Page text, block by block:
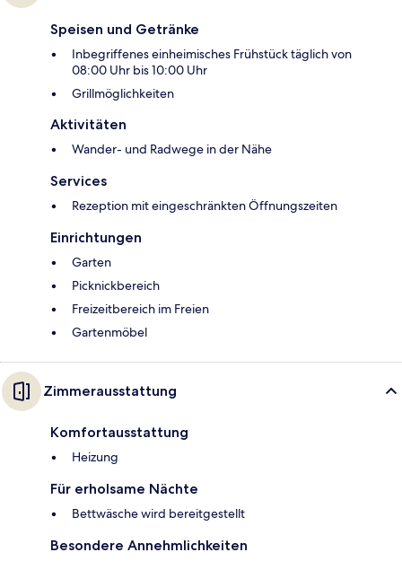
Speisen und Getränke
Inbegriffenes einheimisches Frühstück täglich von
08:00 Uhr bis 10:00 Uhr
Grillmöglichkeiten
Aktivitäten
Wander- und Radwege in der Nähe
Services
Rezeption mit eingeschränkten Öffnungszeiten
Einrichtungen
Garten
Picknickbereich
Freizeitbereich im Freien
Gartenmöbel
Zimmerausstattung
Komfortausstattung
Heizung
Für erholsame Nächte
Bettwäsche wird bereitgestellt
Besondere Annehmlichkeiten